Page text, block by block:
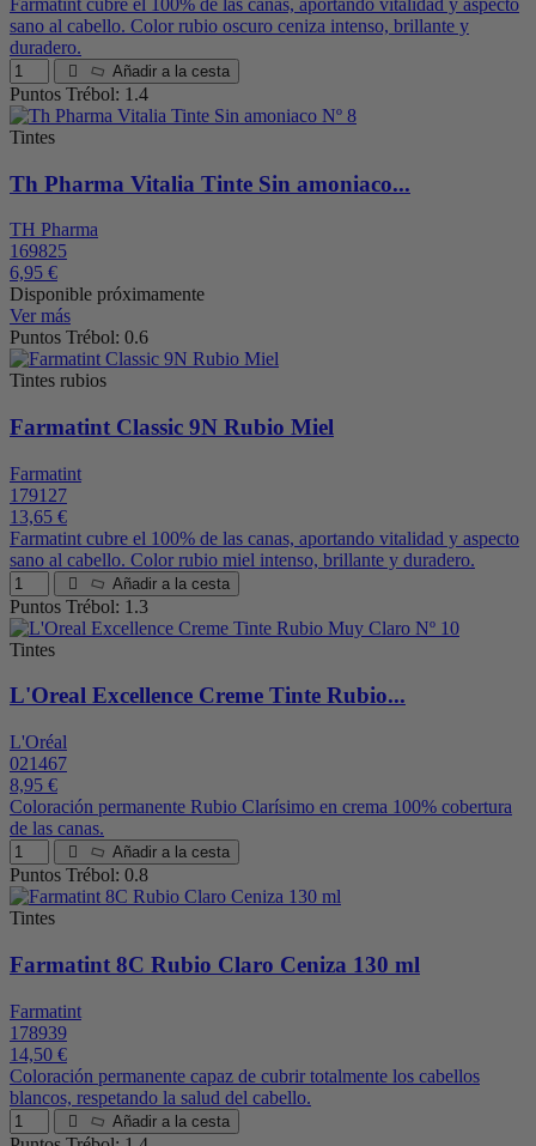
sano al cabello. Color rubio oscuro ceniza intenso, brillante y
duradero.
Añadir a la cesta
Puntos Trébol: 1.4
Tintes
Th Pharma Vitalia Tinte Sin amoniaco...
TH Pharma
169825
6,95 €
Disponible próximamente
Ver más
Puntos Trébol: 0.6
Tintes rubios
Farmatint Classic 9N Rubio Miel
Farmatint
179127
13,65 €
Farmatint cubre el 100% de las canas, aportando vitalidad y aspecto
sano al cabello. Color rubio miel intenso, brillante y duradero.
Añadir a la cesta
Puntos Trébol: 1.3
Tintes
L'Oreal Excellence Creme Tinte Rubio...
L'Oréal
021467
8,95 €
Coloración permanente Rubio Clarísimo en crema 100% cobertura
de las canas.
Añadir a la cesta
Puntos Trébol: 0.8
Tintes
Farmatint 8C Rubio Claro Ceniza 130 ml
Farmatint
178939
14,50 €
Coloración permanente capaz de cubrir totalmente los cabellos
blancos, respetando la salud del cabello.
Añadir a la cesta